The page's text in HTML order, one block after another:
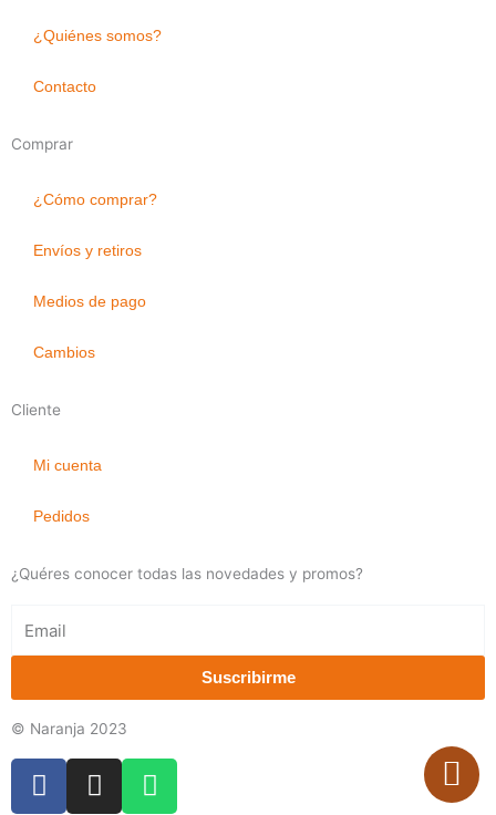
¿Quiénes somos?
Contacto
Comprar
¿Cómo comprar?
Envíos y retiros
Medios de pago
Cambios
Cliente
Mi cuenta
Pedidos
¿Quéres conocer todas las novedades y promos?
Suscribirme
© Naranja 2023
F
a
I
n
W
h